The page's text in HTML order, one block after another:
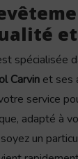
spécialisée
Carvin et ses
service
adapté à
un